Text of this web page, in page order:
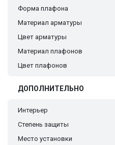
Форма плафона
Материал арматуры
Цвет арматуры
Материал плафонов
Цвет плафонов
ДОПОЛНИТЕЛЬНО
Интерьер
Степень защиты
Место установки